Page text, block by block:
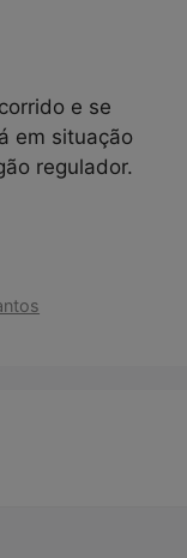
e se
em situação
regulador.